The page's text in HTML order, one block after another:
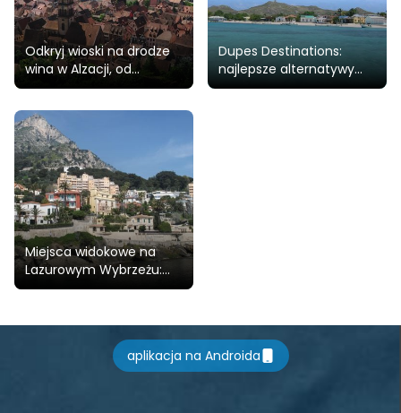
Odkryj wioski na drodze
wina w Alzacji, od
popularnych po dobrze
Dupes Destinations:
najlepsze alternatywy
dla znanych miejsc
Miejsca widokowe na
Lazurowym Wybrzeżu:
naturalne punkty
wzgórzach i
panoramiczne
aplikacja na Androida